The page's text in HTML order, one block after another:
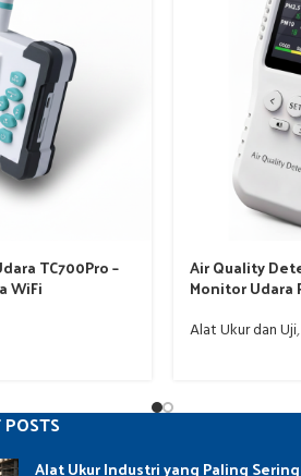
TC700Pro –
WiFi
Air Quality
Monitor Udara
Alat Ukur dan Uji,
Alat Ukur Industri yang Paling